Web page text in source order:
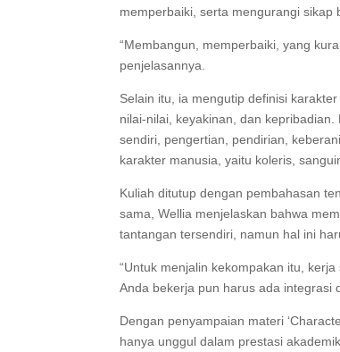
memperbaiki, serta mengurangi sikap
“Membangun, memperbaiki, yang
penjelasannya.
Selain itu, ia mengutip definisi
nilai-nilai, keyakinan, dan
sendiri, pengertian, pendirian,
karakter manusia, yaitu koleris,
Kuliah ditutup dengan pembahasan
sama, Wellia menjelaskan bahwa
tantangan tersendiri, namun hal ini
“Untuk menjalin kekompakan itu,
Anda bekerja pun harus ada integrasi
Dengan penyampaian materi
hanya unggul dalam prestasi